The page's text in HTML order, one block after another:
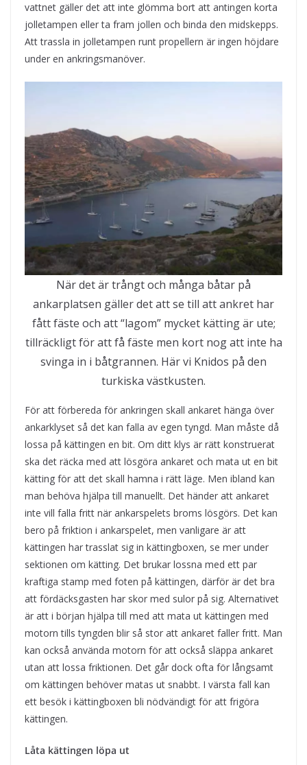
vattnet gäller det att inte glömma bort att antingen korta
jolletampen eller ta fram jollen och binda den midskepps.
Att trassla in jolletampen runt propellern är ingen höjdare
under en ankringsmanöver.
När det är trångt och många båtar på
ankarplatsen gäller det att se till att ankret har
fått fäste och att “lagom” mycket kätting är ute;
tillräckligt för att få fäste men kort nog att inte ha
svinga in i båtgrannen. Här vi Knidos på den
turkiska västkusten.
För att förbereda för ankringen skall ankaret hänga över
ankarklyset så det kan falla av egen tyngd. Man måste då
lossa på kättingen en bit. Om ditt klys är rätt konstruerat
ska det räcka med att lösgöra ankaret och mata ut en bit
kätting för att det skall hamna i rätt läge. Men ibland kan
man behöva hjälpa till manuellt. Det händer att ankaret
inte vill falla fritt när ankarspelets broms lösgörs. Det kan
bero på friktion i ankarspelet, men vanligare är att
kättingen har trasslat sig in kättingboxen, se mer under
sektionen om kätting. Det brukar lossna med ett par
kraftiga stamp med foten på kättingen, därför är det bra
att fördäcksgasten har skor med sulor på sig. Alternativet
är att i början hjälpa till med att mata ut kättingen med
motorn tills tyngden blir så stor att ankaret faller fritt. Man
kan också använda motorn för att också släppa ankaret
utan att lossa friktionen. Det går dock ofta för långsamt
om kättingen behöver matas ut snabbt. I värsta fall kan
ett besök i kättingboxen bli nödvändigt för att frigöra
kättingen.
Låta kättingen löpa ut